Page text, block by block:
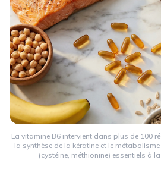
La vitamine B6 intervient dans plus de 100
la synthèse de la kératine et le
(cystéine, méthionine) essentiels à